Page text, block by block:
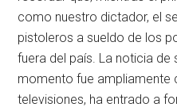
como nuestro dictador, el
pistoleros a sueldo de los
fuera del país. La noticia de
momento fue ampliamente
televisiones, ha entrado a